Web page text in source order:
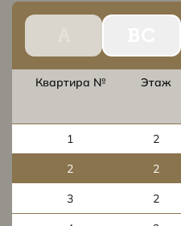
Квартира № Этаж
1 2
2 2
3 2